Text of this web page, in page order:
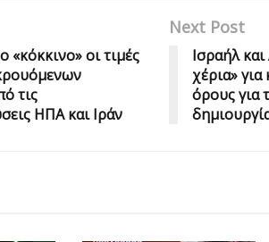
«κόκκινο» οι τιμές
τις
ΗΠΑ και Ιράν
Next Post
Ισραήλ
χέρια»
όρους για